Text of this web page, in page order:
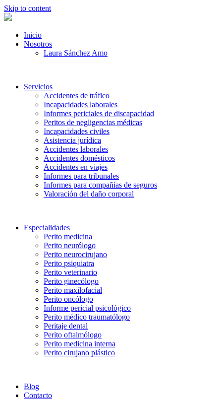
Skip to content
Inicio
Nosotros
Laura Sánchez Amo
Servicios
Accidentes de tráfico
Incapacidades laborales
Informes periciales de discapacidad
Peritos de negligencias médicas
Incapacidades civiles
Asistencia jurídica
Accidentes laborales
Accidentes domésticos
Accidentes en viajes
Informes para tribunales
Informes para compañías de seguros
Valoración del daño corporal
Especialidades
Perito medicina
Perito neurólogo
Perito neurocirujano
Perito psiquiatra
Perito veterinario
Perito ginecólogo
Perito maxilofacial
Perito oncólogo
Informe pericial psicológico
Perito médico traumatólogo
Peritaje dental
Perito oftalmólogo
Perito medicina interna
Perito cirujano plástico
Blog
Contacto